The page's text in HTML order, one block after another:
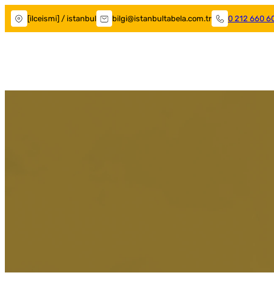
[ilceismi] / istanbul bilgi@istanbultabela.com.tr 0 212 660